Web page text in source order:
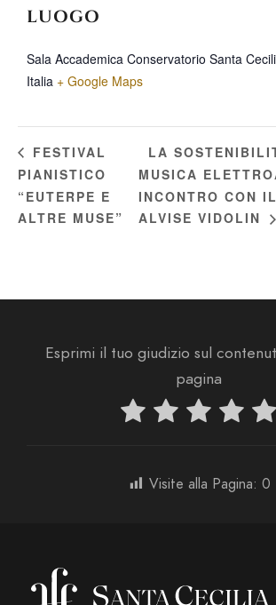
LUOGO
Sala Accademica Conservatorio Santa
Italia + Google Maps
FESTIVAL
PIANISTICO
“EUTERPE E
ALTRE MUSE”
LA
MUSICA
INCONTRO CON
ALVISE VIDOLIN
Esprimi il tuo giudizio sul
pagina
Visite alla Pagina: 0